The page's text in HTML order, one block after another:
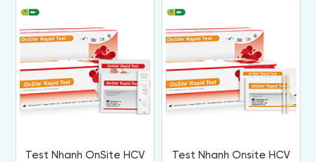
Test Nhanh OnSite HCV
Test Nhanh Onsite HCV